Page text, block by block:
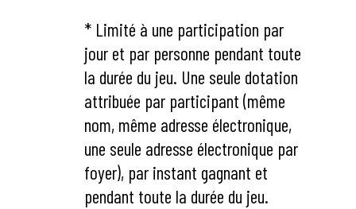
* Limité à une participation par
jour et par personne pendant toute
la durée du jeu. Une seule dotation
attribuée par participant (même
nom, même adresse électronique,
une seule adresse électronique par
foyer), par instant gagnant et
pendant toute la durée du jeu.